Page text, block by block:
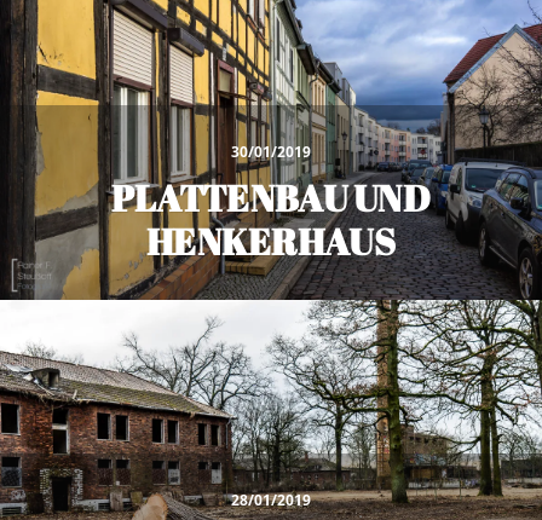
30/01/2019
PLATTENBAU UND
HENKERHAUS
28/01/2019